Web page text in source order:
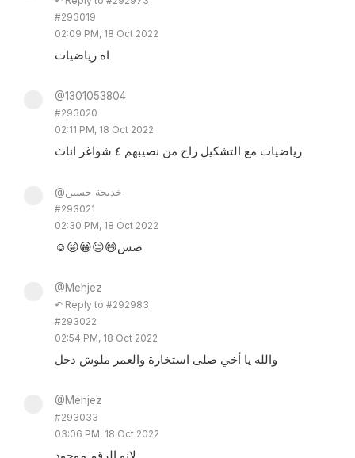
#293019
02:09 PM, 18 Oct 2022
اه رياضيات
@1301053804
#293020
02:11 PM, 18 Oct 2022
رياضيات مع التشكيل راح من نصيبهم ٤ شواغر اناث
@خديجة حسين
#293021
02:30 PM, 18 Oct 2022
☺️😜😀😔😄صس
@Mehjez
↶ Reply to #292983
#293022
02:54 PM, 18 Oct 2022
والله يا أخي صلى استخارة والعمر ملوش دخل
@Mehjez
#293033
03:06 PM, 18 Oct 2022